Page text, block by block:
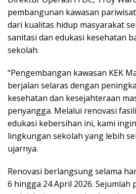
pembangunan kawasan
dari kualitas hidup masyarakat
sanitasi dan edukasi kesehatan
sekolah.
“Pengembangan kawasan KEK
berjalan selaras dengan
kesehatan dan kesejahteraan
penyangga. Melalui renovasi
edukasi kebersihan ini, kami
lingkungan sekolah yang lebih
ujarnya.
Renovasi berlangsung selama
6 hingga 24 April 2026. Sejumlah